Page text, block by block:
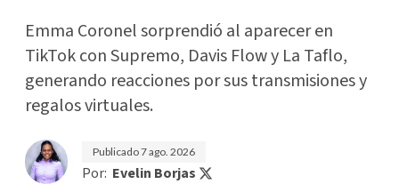
Emma Coronel sorprendió al aparecer en
TikTok con Supremo, Davis Flow y La Taflo,
generando reacciones por sus transmisiones y
regalos virtuales.
Publicado7 ago. 2026
Por: Evelin Borjas